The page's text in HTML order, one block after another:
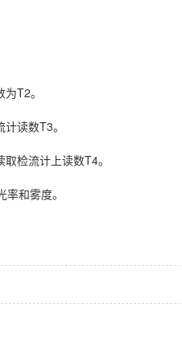
T2。
读数T3。
检流计上读数T4。
和雾度。